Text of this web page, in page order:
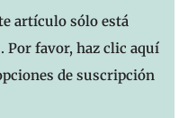
artículo sólo está
Por favor, haz clic aquí
de suscripción